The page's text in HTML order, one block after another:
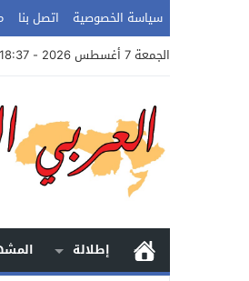
سياسة الخصوصية اتصل بنا
الجمعة 7 أغسطس 2026 - 18:37 مساءً
إطلالة